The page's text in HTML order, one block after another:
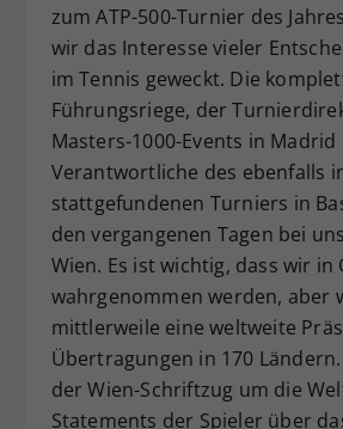
zum ATP-500-Turnier des
wir das Interesse vieler
im Tennis geweckt. Die
Führungsriege, der
Masters-1000-Events in Madrid
Verantwortliche des ebenfalls
stattgefundenen Turniers in
den vergangenen Tagen bei
Wien. Es ist wichtig, dass wir
wahrgenommen werden, aber
mittlerweile eine weltweite
Übertragungen in 170
der Wien-Schriftzug um die
Statements der Spieler über